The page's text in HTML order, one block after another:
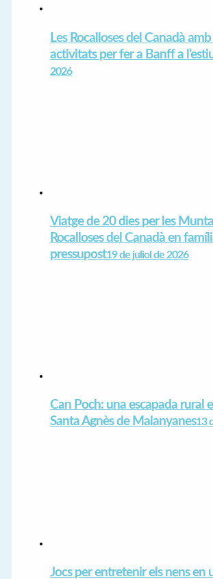
Les Rocalloses del Canadà
activitats per fer a Banff a
2026
Viatge de 20 dies per les
Rocalloses del Canadà en
pressupost19 de juliol de 2026
Can Poch: una escapada rural
Santa Agnès de Malanyanes13
Jocs per entretenir els nens en